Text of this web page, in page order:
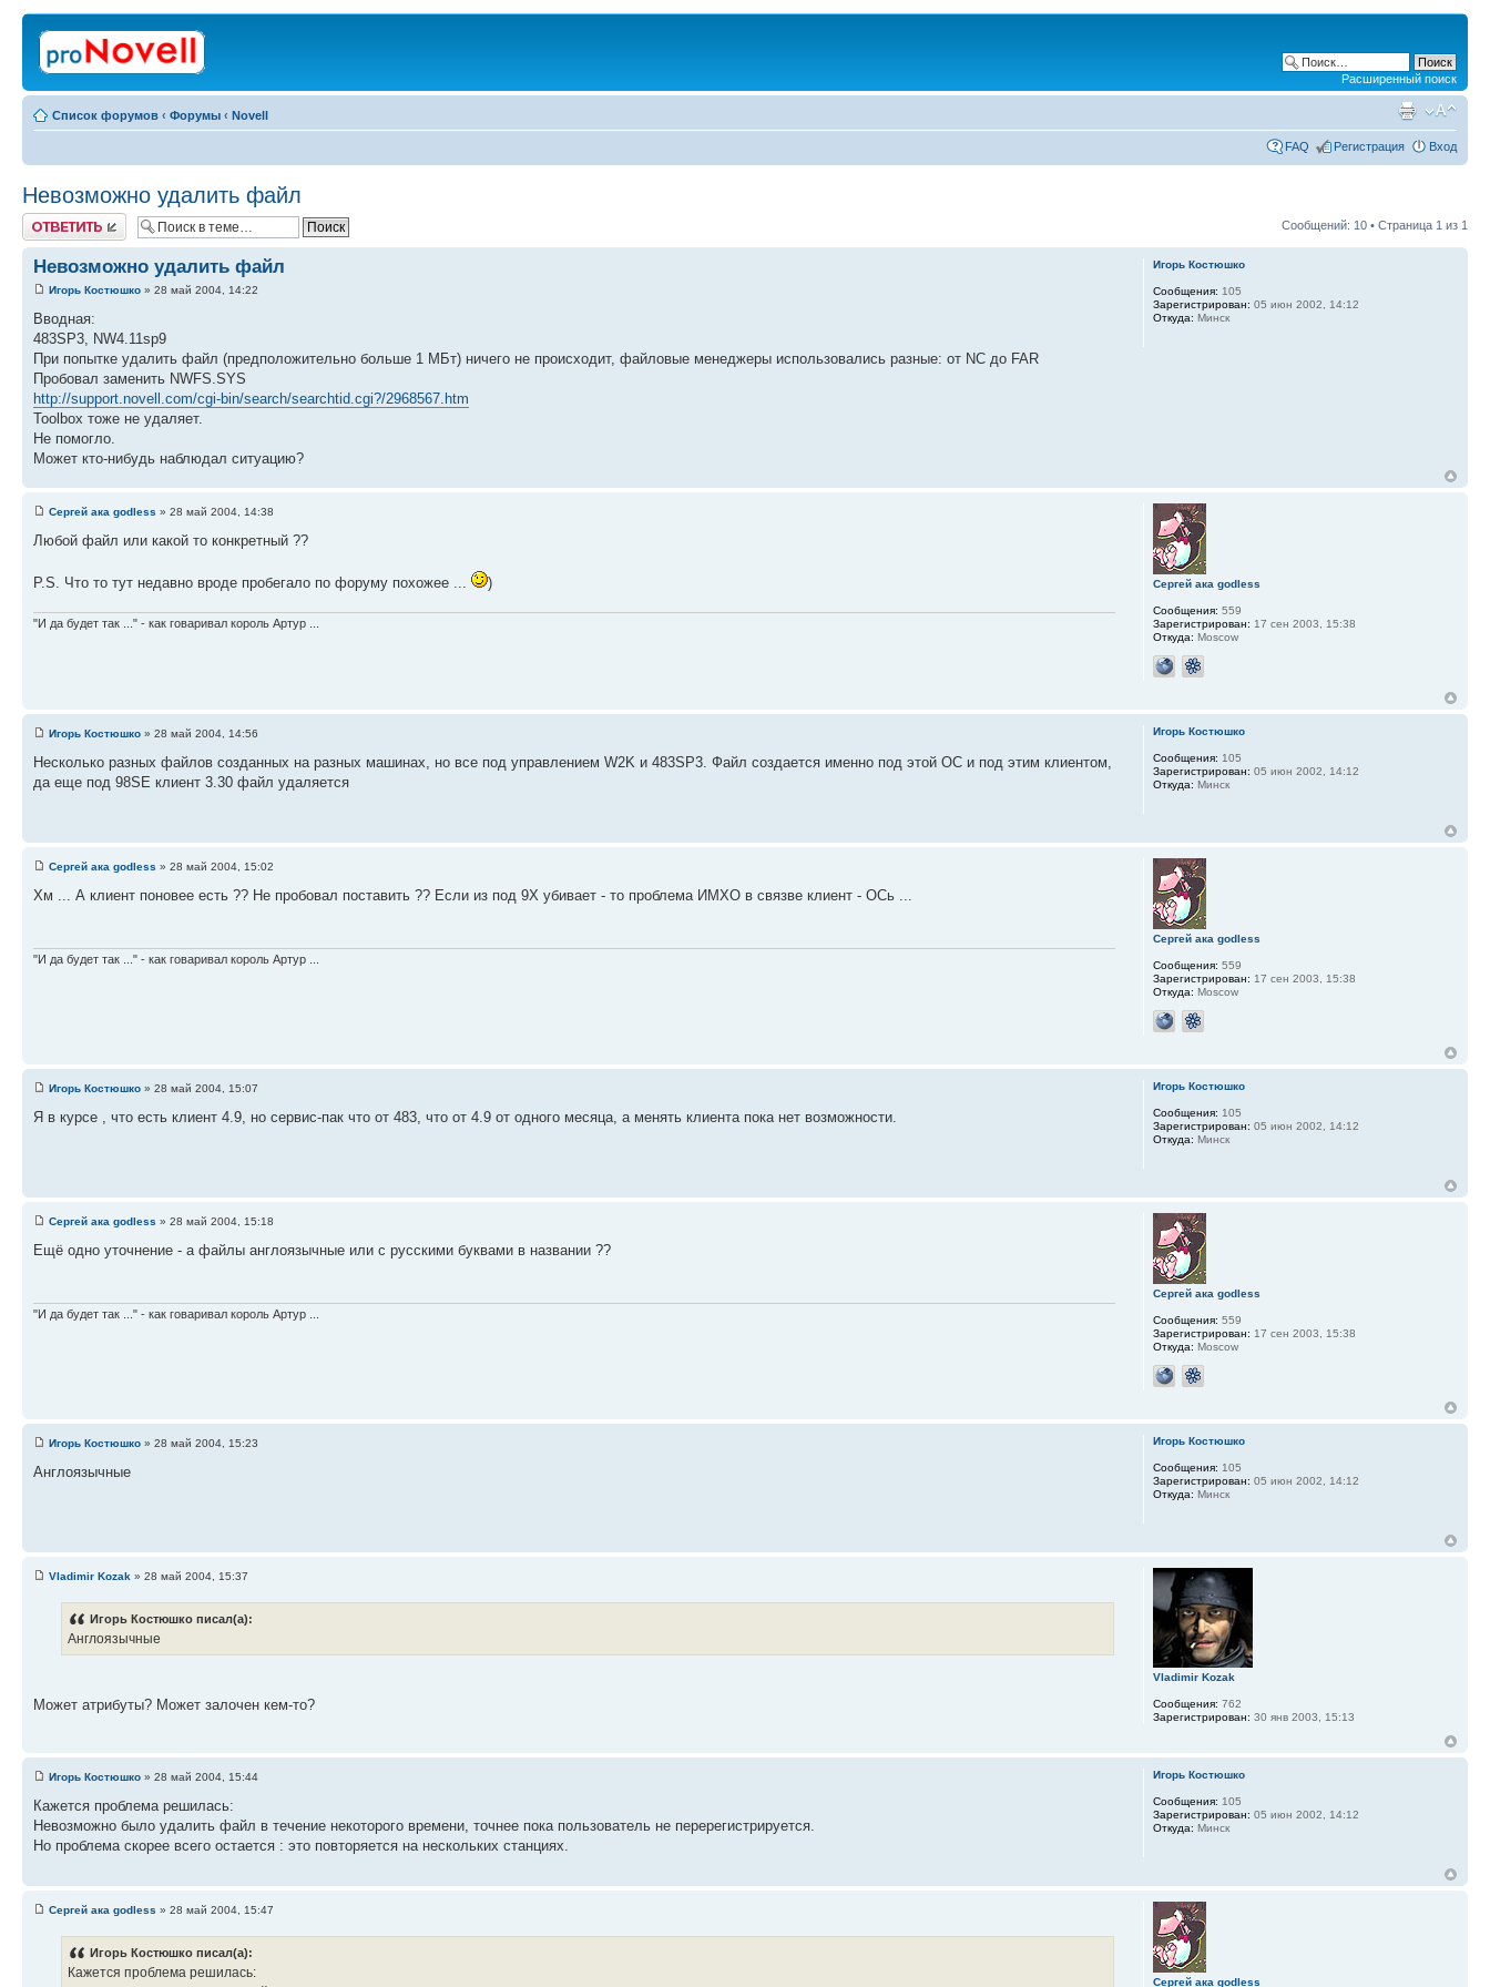
Расширенный поиск
Список форумов ‹ Форумы ‹ Novell
FAQ Регистрация Вход
Невозможно удалить файл
Ответить Сообщений: 10 • Страница 1 из 1
Невозможно удалить файл
Игорь Костюшко » 28 май 2004, 14:22
Вводная:
483SP3, NW4.11sp9
При попытке удалить файл (предположительно больше 1 МБт) ничего не происходит, файловые менеджеры использовались разные: от NC до FAR
Пробовал заменить NWFS.SYS
http://support.novell.com/cgi-bin/search/searchtid.cgi?/2968567.htm
Toolbox тоже не удаляет.
Не помогло.
Может кто-нибудь наблюдал ситуацию?
Игорь Костюшко
Сообщения: 105
Зарегистрирован: 05 июн 2002, 14:12
Откуда: Минск
Сергей ака godless » 28 май 2004, 14:38
Любой файл или какой то конкретный ??
P.S. Что то тут недавно вроде пробегало по форуму похожее ... )
"И да будет так ..." - как говаривал король Артур ...
Сергей ака godless
Сообщения: 559
Зарегистрирован: 17 сен 2003, 15:38
Откуда: Moscow
Игорь Костюшко » 28 май 2004, 14:56
Несколько разных файлов созданных на разных машинах, но все под управлением W2K и 483SP3. Файл создается именно под этой ОС и под этим клиентом,
да еще под 98SE клиент 3.30 файл удаляется
Игорь Костюшко
Сообщения: 105
Зарегистрирован: 05 июн 2002, 14:12
Откуда: Минск
Сергей ака godless » 28 май 2004, 15:02
Хм ... А клиент поновее есть ?? Не пробовал поставить ?? Если из под 9Х убивает - то проблема ИМХО в связве клиент - ОСь ...
"И да будет так ..." - как говаривал король Артур ...
Сергей ака godless
Сообщения: 559
Зарегистрирован: 17 сен 2003, 15:38
Откуда: Moscow
Игорь Костюшко » 28 май 2004, 15:07
Я в курсе , что есть клиент 4.9, но сервис-пак что от 483, что от 4.9 от одного месяца, а менять клиента пока нет возможности.
Игорь Костюшко
Сообщения: 105
Зарегистрирован: 05 июн 2002, 14:12
Откуда: Минск
Сергей ака godless » 28 май 2004, 15:18
Ещё одно уточнение - а файлы англоязычные или с русскими буквами в названии ??
"И да будет так ..." - как говаривал король Артур ...
Сергей ака godless
Сообщения: 559
Зарегистрирован: 17 сен 2003, 15:38
Откуда: Moscow
Игорь Костюшко » 28 май 2004, 15:23
Англоязычные
Игорь Костюшко
Сообщения: 105
Зарегистрирован: 05 июн 2002, 14:12
Откуда: Минск
Vladimir Kozak » 28 май 2004, 15:37
Игорь Костюшко писал(а):
Англоязычные
Может атрибуты? Может залочен кем-то?
Vladimir Kozak
Сообщения: 762
Зарегистрирован: 30 янв 2003, 15:13
Игорь Костюшко » 28 май 2004, 15:44
Кажется проблема решилась:
Невозможно было удалить файл в течение некоторого времени, точнее пока пользователь не перерегистрируется.
Но проблема скорее всего остается : это повторяется на нескольких станциях.
Игорь Костюшко
Сообщения: 105
Зарегистрирован: 05 июн 2002, 14:12
Откуда: Минск
Сергей ака godless » 28 май 2004, 15:47
Игорь Костюшко писал(а):
Кажется проблема решилась:
Сергей ака godless